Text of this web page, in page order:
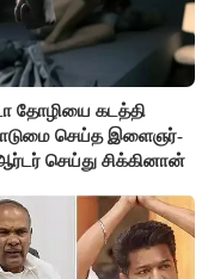
தோழியை கடத்தி
செய்த இளைஞர்-
செய்து சிக்கினான்